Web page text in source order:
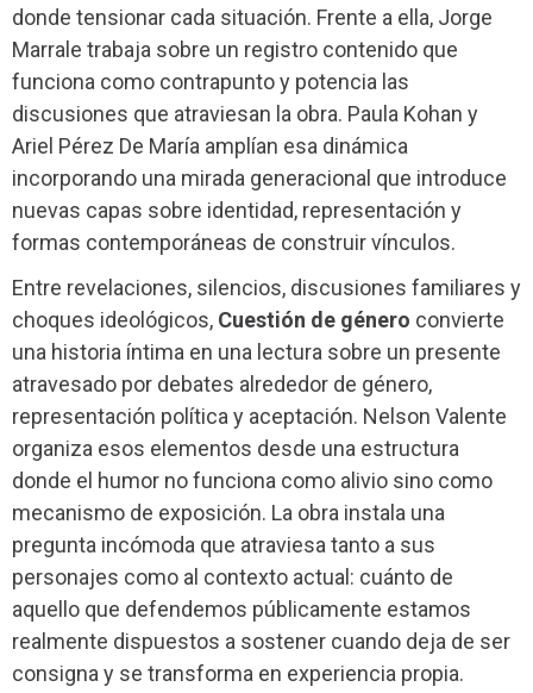
donde tensionar cada situación. Frente a ella, Jorge
Marrale trabaja sobre un registro contenido que
funciona como contrapunto y potencia las
discusiones que atraviesan la obra. Paula Kohan y
Ariel Pérez De María amplían esa dinámica
incorporando una mirada generacional que introduce
nuevas capas sobre identidad, representación y
formas contemporáneas de construir vínculos.
Entre revelaciones, silencios, discusiones familiares y
choques ideológicos, Cuestión de género convierte
una historia íntima en una lectura sobre un presente
atravesado por debates alrededor de género,
representación política y aceptación. Nelson Valente
organiza esos elementos desde una estructura
donde el humor no funciona como alivio sino como
mecanismo de exposición. La obra instala una
pregunta incómoda que atraviesa tanto a sus
personajes como al contexto actual: cuánto de
aquello que defendemos públicamente estamos
realmente dispuestos a sostener cuando deja de ser
consigna y se transforma en experiencia propia.